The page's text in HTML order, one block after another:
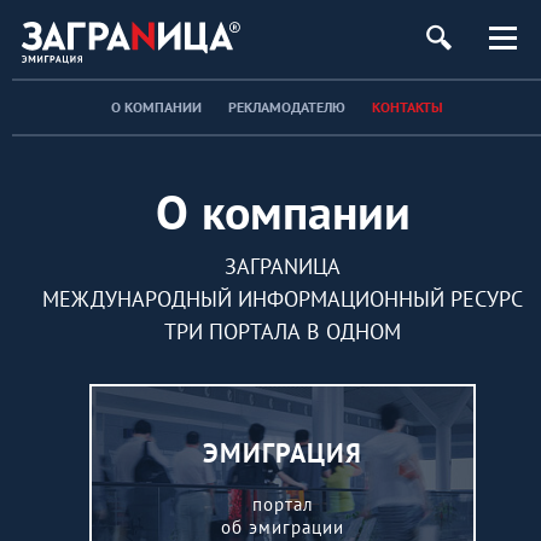
О КОМПАНИИ РЕКЛАМОДАТЕЛЮ КОНТАКТЫ
О компании
ЗАГРАNИЦА
МЕЖДУНАРОДНЫЙ ИНФОРМАЦИОННЫЙ РЕСУРС
ТРИ ПОРТАЛА В ОДНОМ
ЭМИГРАЦИЯ
портал
об эмиграции